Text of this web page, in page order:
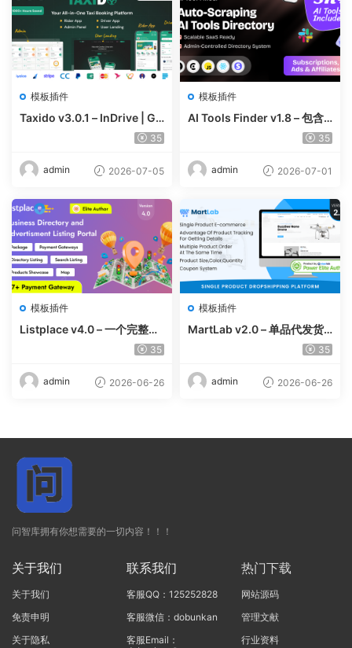
模板插件
Taxido v3.0.1 – InDrive | Gr
ab | Uber Clone | Taxi Book
ing | Parcel
35
admin 2026-07-05
模板插件
AI Tools Finder v1.8 – 包含
5000 多种工具、订阅、广告
录
35
admin 2026-07-01
模板插件
Listplace v4.0 – 一个完整的
35
admin 2026-06-26
模板插件
MartLab v2.0 – 单品代发货
35
admin 2026-06-26
问智库拥有你想需要的一切内容！！！
关于我们
关于我们
免责申明
关于隐私
联系我们
客服QQ：125252828
客服微信：dobunkan
客服Email：
热门下载
网站源码
管理文献
行业资料